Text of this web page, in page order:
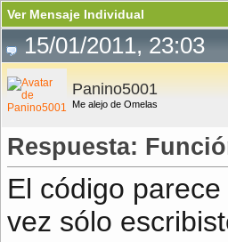
Ver Mensaje Individual
15/01/2011, 23:03
Panino5001
Me alejo de Omelas
Respuesta:
El código
vez sólo